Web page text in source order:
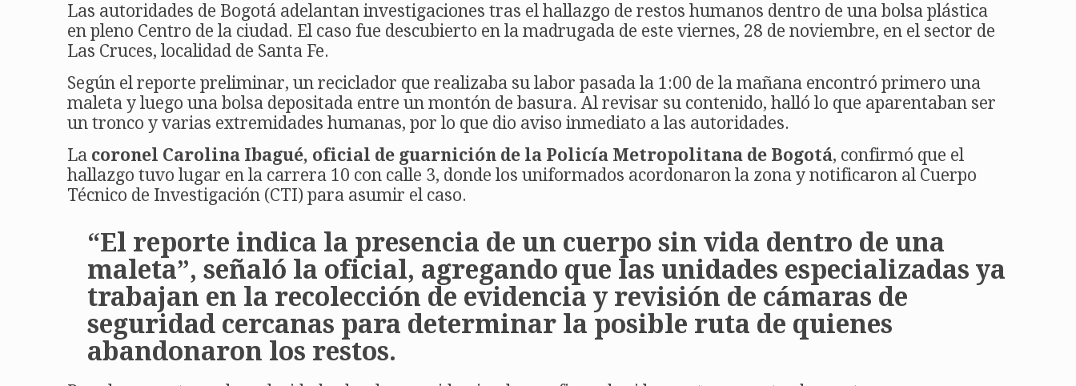
Las autoridades de Bogotá adelantan investigaciones tras el hallazgo de restos humanos dentro de una bolsa plástica
en pleno Centro de la ciudad. El caso fue descubierto en la madrugada de este viernes, 28 de noviembre, en el sector de
Las Cruces, localidad de Santa Fe.
Según el reporte preliminar, un reciclador que realizaba su labor pasada la 1:00 de la mañana encontró primero una
maleta y luego una bolsa depositada entre un montón de basura. Al revisar su contenido, halló lo que aparentaban ser
un tronco y varias extremidades humanas, por lo que dio aviso inmediato a las autoridades.
La coronel Carolina Ibagué, oficial de guarnición de la Policía Metropolitana de Bogotá, confirmó que el
hallazgo tuvo lugar en la carrera 10 con calle 3, donde los uniformados acordonaron la zona y notificaron al Cuerpo
Técnico de Investigación (CTI) para asumir el caso.
“El reporte indica la presencia de un cuerpo sin vida dentro de una
maleta”, señaló la oficial, agregando que las unidades especializadas ya
trabajan en la recolección de evidencia y revisión de cámaras de
seguridad cercanas para determinar la posible ruta de quienes
abandonaron los restos.